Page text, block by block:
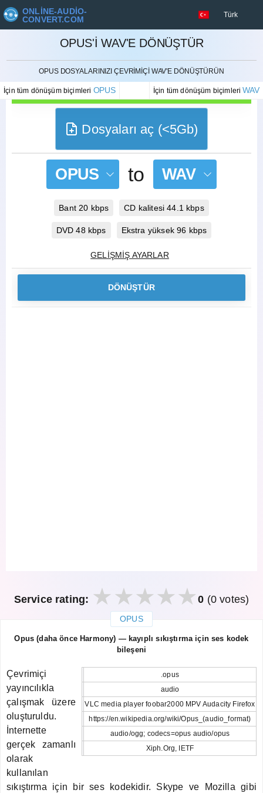
ONLINE-AUDIO-
CONVERT.COM
Türk
OPUS'I WAV'E DÖNÜŞTÜR
OPUS DOSYALARINIZI ÇEVRIMIÇI WAV'E DÖNÜŞTÜRÜN
İçin tüm dönüşüm biçimleri OPUS İçin tüm dönüşüm biçimleriWAV
İPTAL ETMEK
Dosyaları aç (<5Gb)
OPUS to WAV
Bant 20 kbps CD kalitesi 44.1 kbps
DVD 48 kbps Ekstra yüksek 96 kbps
GELIŞMIŞ AYARLAR
DÖNÜŞTÜR
Service rating: 0 (0 votes)
OPUS
Opus (daha önce Harmony) — kayıplı sıkıştırma için ses kodek
bileşeni
.opus
audio
VLC media player foobar2000 MPV Audacity Firefox
https://en.wikipedia.org/wiki/Opus_(audio_format)
audio/ogg; codecs=opus audio/opus
Xiph.Org, IETF
Çevrimiçi
yayıncılıkla
çalışmak üzere
oluşturuldu.
İnternette
gerçek zamanlı
olarak
kullanılan
sıkıştırma için bir ses kodekidir. Skype ve Mozilla gibi